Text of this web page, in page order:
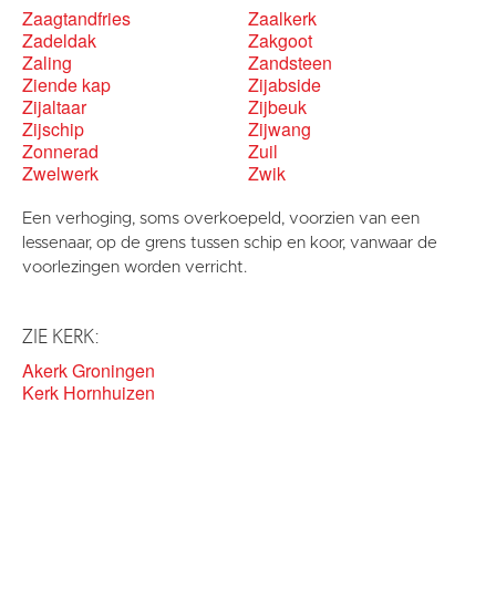
Zaagtandfries
Zaalkerk
Zadeldak
Zakgoot
Zaling
Zandsteen
Ziende kap
Zijabside
Zijaltaar
Zijbeuk
Zijschip
Zijwang
Zonnerad
Zuil
Zwelwerk
Zwik
Een verhoging, soms overkoepeld, voorzien van een
lessenaar, op de grens tussen schip en koor, vanwaar de
voorlezingen worden verricht.
ZIE KERK:
Akerk Groningen
Kerk Hornhuizen